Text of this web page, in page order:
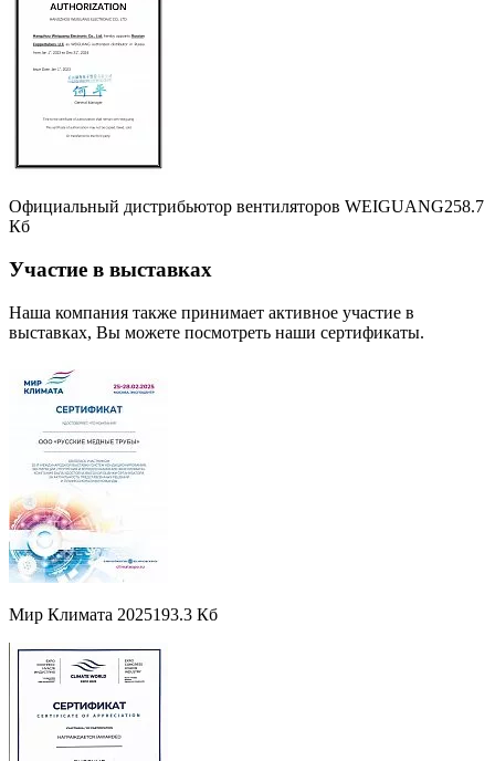
Официальный дистрибьютор вентиляторов WEIGUANG258.7
Кб
Участие в выставках
Наша компания также принимает активное участие в
выставках, Вы можете посмотреть наши сертификаты.
Мир Климата 2025193.3 Кб